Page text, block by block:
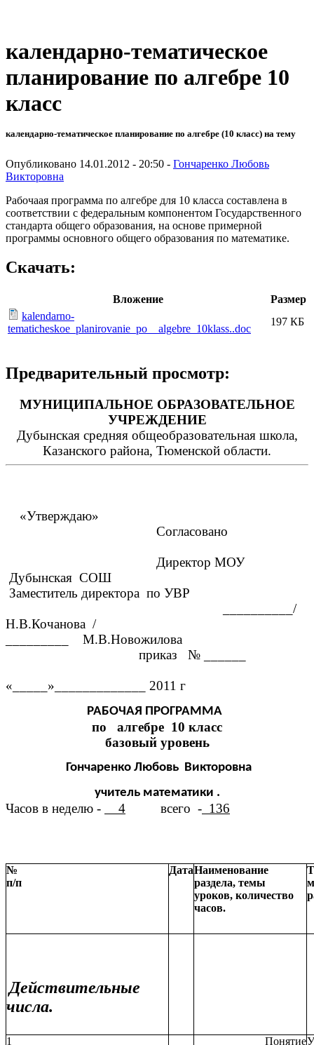
календарно-тематическое
планирование по алгебре 10
класс
календарно-тематическое планирование по алгебре (10 класс) на тему
Опубликовано 14.01.2012 - 20:50 - Гончаренко Любовь
Викторовна
Рабочаая программа по алгебре для 10 класса составлена в
соответствии с федеральным компонентом Государственного
стандарта общего образования, на основе примерной
программы основного общего образования по математике.
Скачать:
Вложение
Размер
kalendarno-
tematicheskoe_planirovanie_po__algebre_10klass..doc
197 КБ
Предварительный просмотр:
МУНИЦИПАЛЬНОЕ ОБРАЗОВАТЕЛЬНОЕ
УЧРЕЖДЕНИЕ
Дубынская средняя общеобразовательная школа,
Казанского района, Тюменской области.
«Утверждаю»
Согласовано
Директор МОУ
Дубынская СОШ
Заместитель директора по УВР
__________/
Н.В.Кочанова /
_________ М.В.Новожилова
приказ № ______
«_____»_____________ 2011 г
РАБОЧАЯ ПРОГРАММА
по алгебре 10 класс
базовый уровень
Гончаренко Любовь Викторовна
учитель математики .
Часов в неделю - 4 всего - 136
№
п/п
ДатаНаименование
раздела, темы
уроков, количество
часов.
Действительные
числа.
1
Понятие